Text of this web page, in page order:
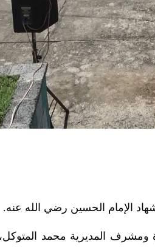
الإمام الحسين رضي الله عنه.
ومشرف المديرية محمد